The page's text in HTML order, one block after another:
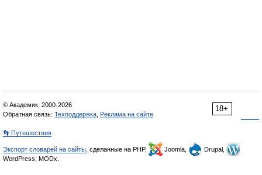
18+
© Академик, 2000-2026
Обратная связь: Техподдержка Реклама на сайте
👣 Путешествия
Экспорт словарей на сайты , сделанные на PHP, Joomla,
Drupal,
WordPress, MODx.